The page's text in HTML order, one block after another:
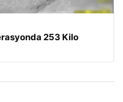
253 Kilo